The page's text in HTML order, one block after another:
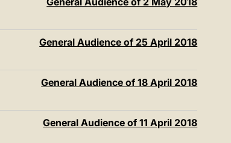
General Audience of 25 April 2018
General Audience of 18 April 2018
General Audience of 11 April 2018